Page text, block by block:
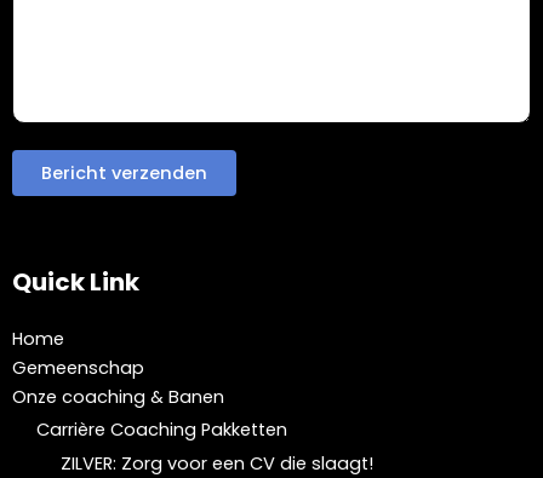
Quick Link
Home
Gemeenschap
Onze coaching & Banen
Carrière Coaching Pakketten
ZILVER: Zorg voor een CV die slaagt!